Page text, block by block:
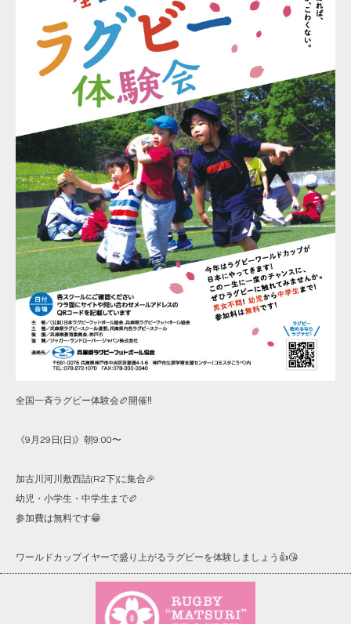
全国一斉ラグビー体験会🏉開催‼️
《9月29日(日)》朝9:00〜
加古川河川敷西詰(R2下)に集合🎉
幼児・小学生・中学生まで🏉
参加費は無料です😁
ワールドカップイヤーで盛り上がるラグビーを体験しましょう👍😘